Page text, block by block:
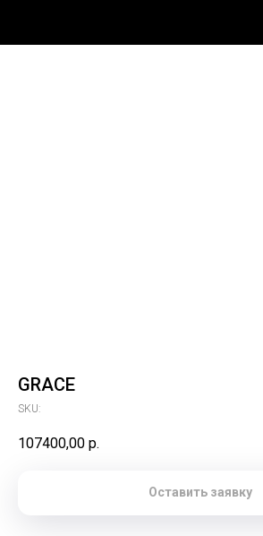
GRACE
SKU:
107400,00 р.
Оставить заявку